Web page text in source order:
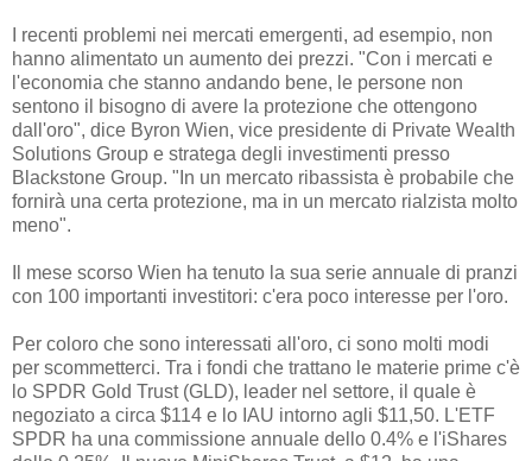
I recenti problemi nei mercati emergenti, ad esempio, non
hanno alimentato un aumento dei prezzi. "Con i mercati e
l'economia che stanno andando bene, le persone non
sentono il bisogno di avere la protezione che ottengono
dall'oro", dice Byron Wien, vice presidente di Private Wealth
Solutions Group e stratega degli investimenti presso
Blackstone Group. "In un mercato ribassista è probabile che
fornirà una certa protezione, ma in un mercato rialzista molto
meno".
Il mese scorso Wien ha tenuto la sua serie annuale di pranzi
con 100 importanti investitori: c'era poco interesse per l'oro.
Per coloro che sono interessati all'oro, ci sono molti modi
per scommetterci. Tra i fondi che trattano le materie prime c'è
lo SPDR Gold Trust (GLD), leader nel settore, il quale è
negoziato a circa $114 e lo IAU intorno agli $11,50. L'ETF
SPDR ha una commissione annuale dello 0.4% e l'iShares